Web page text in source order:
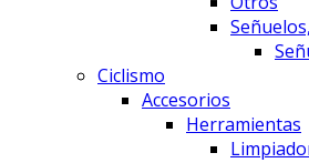
Ciclismo
Accesorios
Herramientas